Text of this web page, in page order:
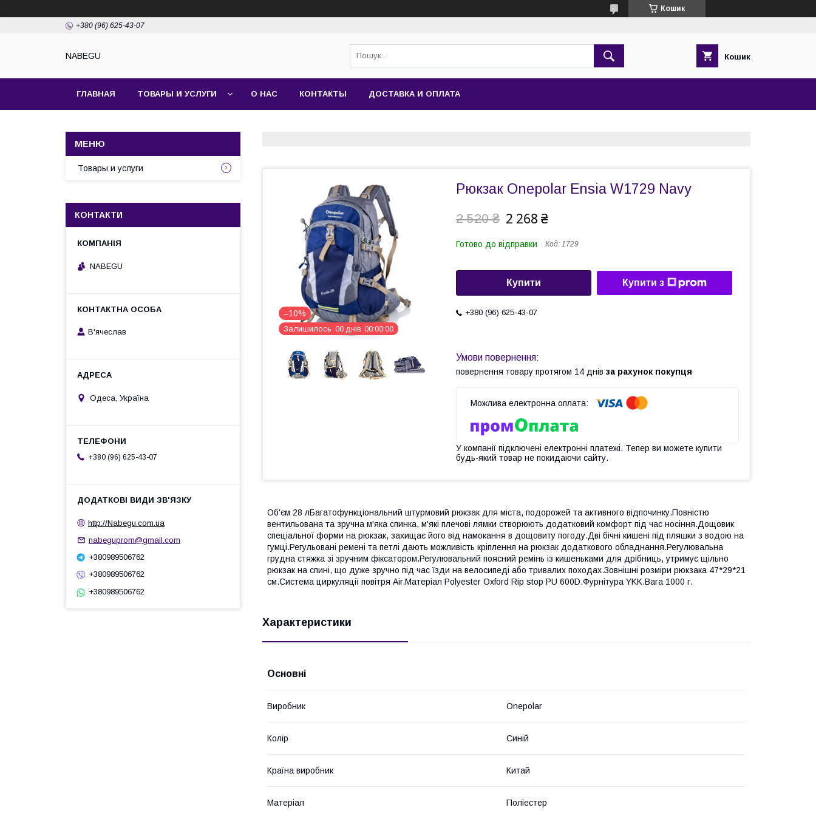
Кошик
+380 (96) 625-43-07
NABEGU Кошик
ГЛАВНАЯ ТОВАРЫ И УСЛУГИ О НАС КОНТАКТЫ ДОСТАВКА И ОПЛАТА
–10%
Залишилось 00 днів 00 00 00
Рюкзак Onepolar Ensia W1729 Navy
2 520 ₴ 2 268 ₴
Готово до відправки Код: 1729
Купити Купити з
+380 (96) 625-43-07
повернення товару протягом 14 днів за рахунок покупця
У компанії підключені електронні платежі. Тепер ви можете купити
будь-який товар не покидаючи сайту.
Об'єм 28 лБагатофункціональний штурмовий рюкзак для міста, подорожей та активного відпочинку.Повністю
вентильована та зручна м'яка спинка, м'які плечові лямки створюють додатковий комфорт під час носіння.Дощовик
спеціальної форми на рюкзак, захищає його від намокання в дощовиту погоду.Дві бічні кишені під пляшки з водою на
гумці.Регульовані ремені та петлі дають можливість кріплення на рюкзак додаткового обладнання.Регулювальна
грудна стяжка зі зручним фіксатором.Регулювальний поясний ремінь із кишеньками для дрібниць, утримує щільно
рюкзак на спині, що дуже зручно під час їзди на велосипеді або тривалих походах.Зовнішні розміри рюкзака 47*29*21
см.Система циркуляції повітря Air.Матеріал Polyester Oxford Rip stop PU 600D.Фурнітура YKK.Вага 1000 г.
Характеристики
Основні
Виробник Onepolar
Колір Синій
Країна виробник Китай
Матеріал Поліестер
Товары и услуги
КОНТАКТИ
NABEGU
В'ячеслав
Одеса, Україна
+380 (96) 625-43-07
http://Nabegu.com.ua
nabeguprom@gmail.com
+380989506762
+380989506762
+380989506762